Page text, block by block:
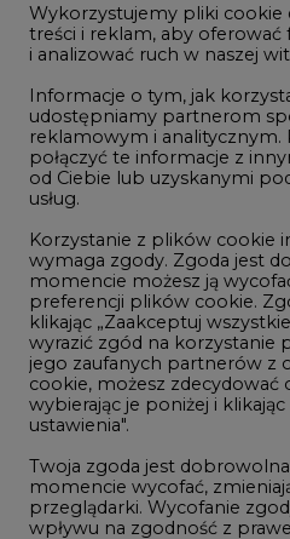
Studio CIRE
Rozmowy o energetyce
Gospodarka
Geopolityka
LTE450
Innowacje i AI
Telekomunikacja i IT
Handel emisjami CO2
Wodór
Górnictwo
Atom
Wykorzystujemy pliki cookie
treści i reklam, aby oferować
i analizować ruch w naszej
Informacje o tym, jak
udostępniamy partnerom
reklamowym i analitycznym.
połączyć te informacje z
od Ciebie lub uzyskanymi
usług.
Korzystanie z plików cookie
wymaga zgody. Zgoda jest
momencie możesz ją
preferencji plików cookie.
klikając „Zaakceptuj
wyrazić zgód na korzystanie
jego zaufanych partnerów z
cookie, możesz zdecydować
wybierając je poniżej i
ustawienia".
Twoja zgoda jest
momencie wycofać,
przeglądarki. Wycofanie
wpływu na zgodność z